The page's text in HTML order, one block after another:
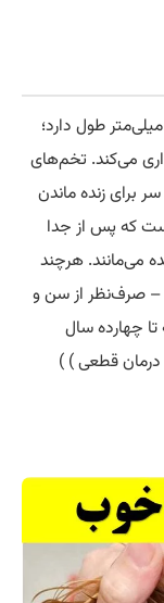
شپش‌ سر، حشره بدون بالی است که فقط ۱/۶ میلی‌متر طول دارد؛
می‌کند. تخم‌های
زنده ماندن
که پس از جدا
می‌مانند. هرچند
صرف‌نظر از سن و
چهارده سال
قطعی ) )